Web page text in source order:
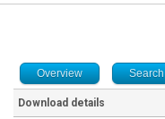
Overview Search
Download details